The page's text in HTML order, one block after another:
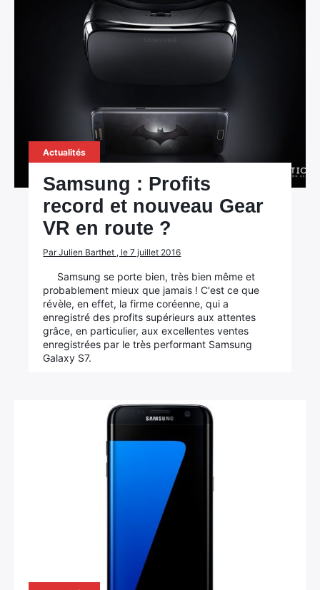
Actualités
Samsung : Profits
record et nouveau Gear
VR en route ?
Par Julien Barthet , le 7 juillet 2016
Samsung se porte bien, très bien même et
probablement mieux que jamais ! C'est ce que
révèle, en effet, la firme coréenne, qui a
enregistré des profits supérieurs aux attentes
grâce, en particulier, aux excellentes ventes
enregistrées par le très performant Samsung
Galaxy S7.